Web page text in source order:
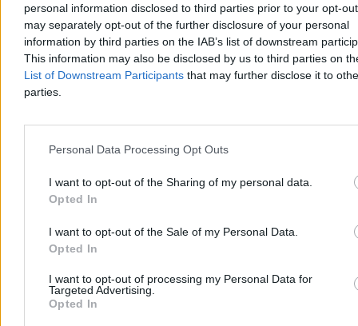
personal information disclosed to third parties prior to your opt-
may separately opt-out of the further disclosure of your personal
information by third parties on the IAB’s list of downstream
This information may also be disclosed by us to third parties on
List of Downstream Participants that may further disclose it to
parties.
Personal Data Processing Opt Outs
I want to opt-out of the Sharing of my personal data.
Opted In
I want to opt-out of the Sale of my Personal Data.
Opted In
I want to opt-out of processing my Personal Data for
Targeted Advertising.
Opted In
Paweł Żurek
Dzisiaj 11:22
6 min
Kraj